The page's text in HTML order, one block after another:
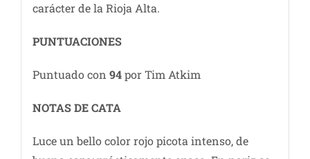
carácter de la Rioja Alta.
PUNTUACIONES
Puntuado con 94por Tim Atkim
NOTAS DE CATA
Luce un bello color rojo picota intenso, de